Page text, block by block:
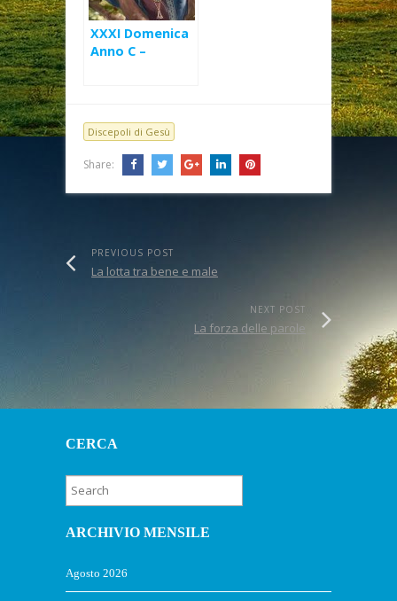
XXXI Domenica
Anno C –
Discepoli di Gesù
Share:
PREVIOUS POST
La lotta tra bene e male
NEXT POST
La forza delle parole
CERCA
ARCHIVIO MENSILE
Agosto 2026